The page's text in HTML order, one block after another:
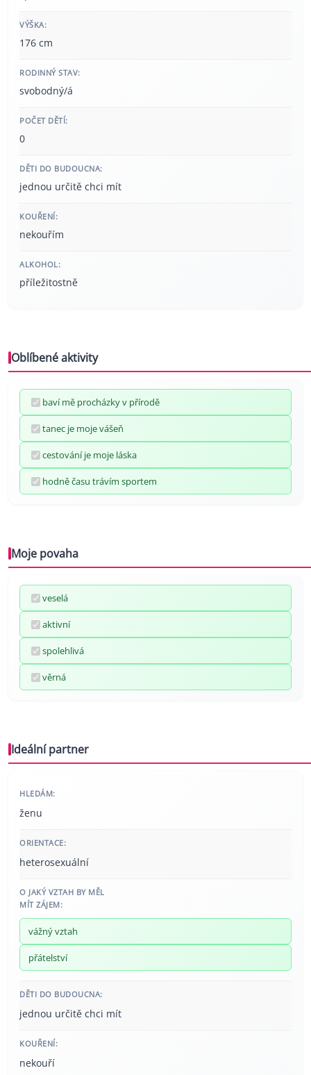
VÝŠKA:
176 cm
RODINNÝ STAV:
svobodný/á
POČET DĚTÍ:
0
DĚTI DO BUDOUCNA:
jednou určitě chci mít
KOUŘENÍ:
nekouřím
ALKOHOL:
příležitostně
Oblíbené aktivity
baví mě procházky v přírodě
tanec je moje vášeň
cestování je moje láska
hodně času trávím sportem
Moje povaha
veselá
aktivní
spolehlivá
věrná
Ideální partner
HLEDÁM:
ženu
ORIENTACE:
heterosexuální
O JAKÝ VZTAH BY MĚL
MÍT ZÁJEM:
vážný vztah
přátelství
DĚTI DO BUDOUCNA:
jednou určitě chci mít
KOUŘENÍ:
nekouří